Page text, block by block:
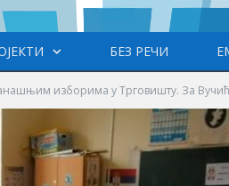
БЕЗ РЕЧИ
изборима у Трговишту. За